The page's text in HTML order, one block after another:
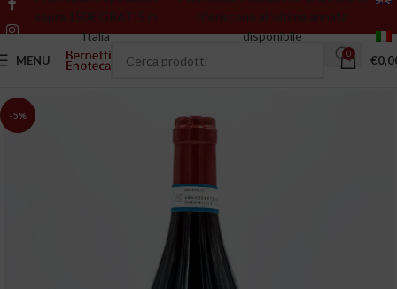
sopra 150€ GRATIS in
Italia
riferiscono all’ultima annata
disponibile
MENU 0 €
-5%